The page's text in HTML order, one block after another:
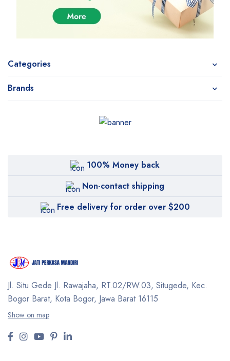
Categories
Brands
100% Money back
Non-contact shipping
Free delivery for order over $200
Jl. Situ Gede Jl. Rawajaha, RT.02/RW.03, Situgede, Kec.
Bogor Barat, Kota Bogor, Jawa Barat 16115
Show on map